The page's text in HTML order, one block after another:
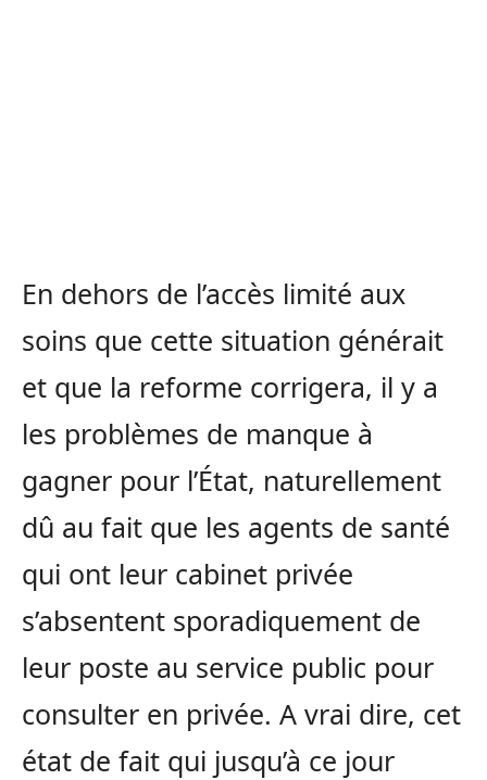
En dehors de l’accès limité aux
soins que cette situation générait
et que la reforme corrigera, il y a
les problèmes de manque à
gagner pour l’État, naturellement
dû au fait que les agents de santé
qui ont leur cabinet privée
s’absentent sporadiquement de
leur poste au service public pour
consulter en privée. A vrai dire, cet
état de fait qui jusqu’à ce jour